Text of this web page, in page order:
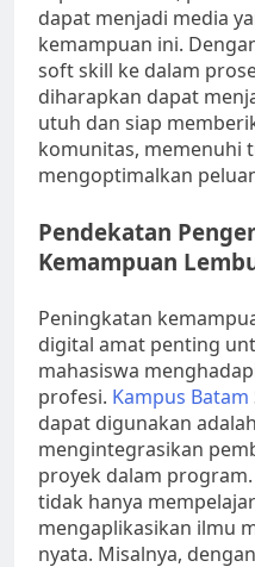
dapat menjadi media
kemampuan ini.
soft skill ke dalam
diharapkan dapat
utuh dan siap
komunitas, memenuhi
mengoptimalkan
Pendekatan
Kemampuan
Peningkatan
digital amat penting
mahasiswa
profesi. Kampus Batam
dapat digunakan
mengintegrasikan
proyek dalam
tidak hanya
mengaplikasikan ilmu
nyata. Misalnya,